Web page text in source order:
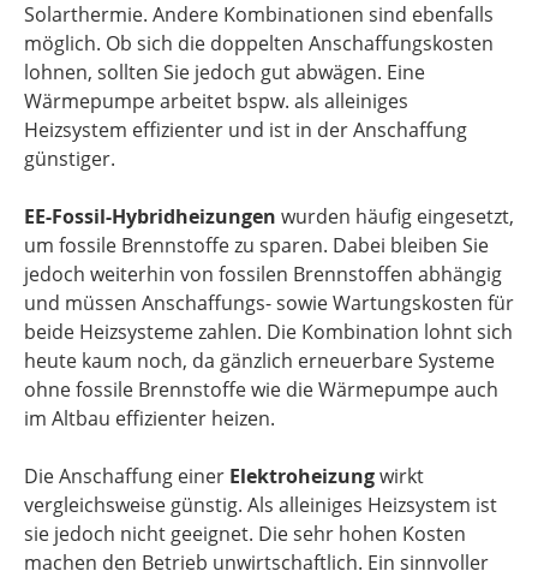
Solarthermie. Andere Kombinationen sind ebenfalls
möglich. Ob sich die doppelten Anschaffungskosten
lohnen, sollten Sie jedoch gut abwägen. Eine
Wärmepumpe arbeitet bspw. als alleiniges
Heizsystem effizienter und ist in der Anschaffung
günstiger.
EE-Fossil-Hybridheizungen wurden häufig eingesetzt,
um fossile Brennstoffe zu sparen. Dabei bleiben Sie
jedoch weiterhin von fossilen Brennstoffen abhängig
und müssen Anschaffungs- sowie Wartungskosten für
beide Heizsysteme zahlen. Die Kombination lohnt sich
heute kaum noch, da gänzlich erneuerbare Systeme
ohne fossile Brennstoffe wie die Wärmepumpe auch
im Altbau effizienter heizen.
Die Anschaffung einer Elektroheizungwirkt
vergleichsweise günstig. Als alleiniges Heizsystem ist
sie jedoch nicht geeignet. Die sehr hohen Kosten
machen den Betrieb unwirtschaftlich. Ein sinnvoller